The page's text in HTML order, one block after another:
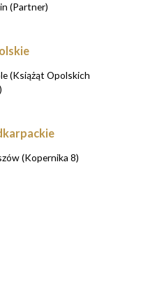
(Partner)
(Książąt Opolskich
(Kopernika 8)